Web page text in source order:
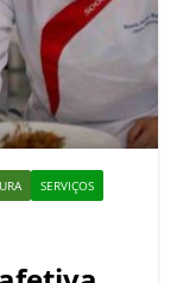
SERVIÇOS